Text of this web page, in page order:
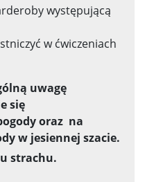
występującą
w ćwiczeniach
uwagę
się
oraz na
w jesiennej szacie.
strachu.